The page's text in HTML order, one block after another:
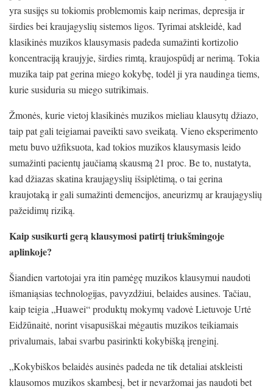
yra susijęs su tokiomis problemomis kaip nerimas, depresija ir
širdies bei kraujagyslių sistemos ligos. Tyrimai atskleidė, kad
klasikinės muzikos klausymasis padeda sumažinti kortizolio
koncentraciją kraujyje, širdies rimtą, kraujospūdį ar nerimą. Tokia
muzika taip pat gerina miego kokybę, todėl ji yra naudinga tiems,
kurie susiduria su miego sutrikimais.
Žmonės, kurie vietoj klasikinės muzikos mieliau klausytų džiazo,
taip pat gali teigiamai paveikti savo sveikatą. Vieno eksperimento
metu buvo užfiksuota, kad tokios muzikos klausymasis leido
sumažinti pacientų jaučiamą skausmą 21 proc. Be to, nustatyta,
kad džiazas skatina kraujagyslių išsiplėtimą, o tai gerina
kraujotaką ir gali sumažinti demencijos, aneurizmų ar kraujagyslių
pažeidimų riziką.
Kaip susikurti gerą klausymosi patirtį triukšmingoje
aplinkoje?
Šiandien vartotojai yra itin pamėgę muzikos klausymui naudoti
išmaniąsias technologijas, pavyzdžiui, belaides ausines. Tačiau,
kaip teigia „Huawei“ produktų mokymų vadovė Lietuvoje Urtė
Eidžūnaitė, norint visapusiškai mėgautis muzikos teikiamais
privalumais, labai svarbu pasirinkti kokybišką įrenginį.
„Kokybiškos belaidės ausinės padeda ne tik detaliai atskleisti
klausomos muzikos skambesį, bet ir nevaržomai jas naudoti bet